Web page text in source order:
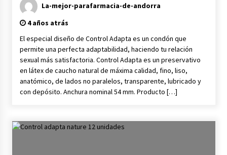
La-mejor-parafarmacia-de-andorra
4 años atrás
El especial diseño de Control Adapta es un condón que
permite una perfecta adaptabilidad, haciendo tu relación
sexual más satisfactoria. Control Adapta es un preservativo
en látex de caucho natural de máxima calidad, fino, liso,
anatómico, de lados no paralelos, transparente, lubricado y
con depósito. Anchura nominal 54 mm. Producto […]